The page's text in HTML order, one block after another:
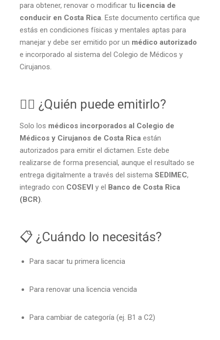
para obtener, renovar o modificar tu licencia de
conducir en Costa Rica. Este documento certifica que
estás en condiciones físicas y mentales aptas para
manejar y debe ser emitido por un médico autorizado
e incorporado al sistema del Colegio de Médicos y
Cirujanos.
🧑‍⚕️ ¿Quién puede emitirlo?
Solo los médicos incorporados al Colegio de
Médicos y Cirujanos de Costa Rica están
autorizados para emitir el dictamen. Este debe
realizarse de forma presencial, aunque el resultado se
entrega digitalmente a través del sistema SEDIMEC,
integrado con COSEVI y el Banco de Costa Rica
(BCR).
📋 ¿Cuándo lo necesitás?
Para sacar tu primera licencia
Para renovar una licencia vencida
Para cambiar de categoría (ej. B1 a C2)